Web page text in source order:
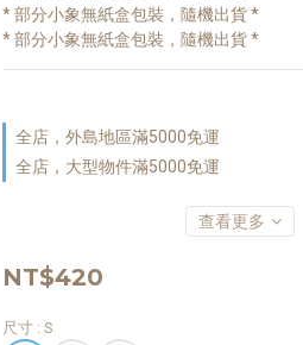
* 部分小象無紙盒包裝，隨機出貨 *
* 部分小象無紙盒包裝，隨機出貨 *
全店，外島地區滿5000免運
全店，大型物件滿5000免運
查看更多
NT$420
尺寸 : S